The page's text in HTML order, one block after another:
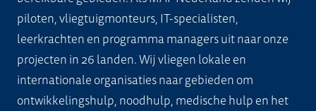
piloten, vliegtuigmonteurs, IT-specialisten,
leerkrachten en programma managers uit naar onze
projecten in 26 landen. Wij vliegen lokale en
internationale organisaties naar gebieden om
ontwikkelingshulp, noodhulp, medische hulp en het